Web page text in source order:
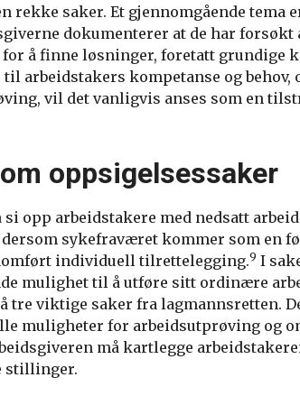
saker. Et gjennomgående tema
dokumenterer at de har forsøkt
å finne løsninger, foretatt grundige
arbeidstakers kompetanse og behov,
vil det vanligvis anses som en
oppsigelsessaker
opp arbeidstakere med nedsatt
sykefraværet kommer som en
individuell tilrettelegging.9 I
mulighet til å utføre sitt ordinære
tre viktige saker fra lagmannsretten.
muligheter for arbeidsutprøving og
må kartlegge
stillinger.